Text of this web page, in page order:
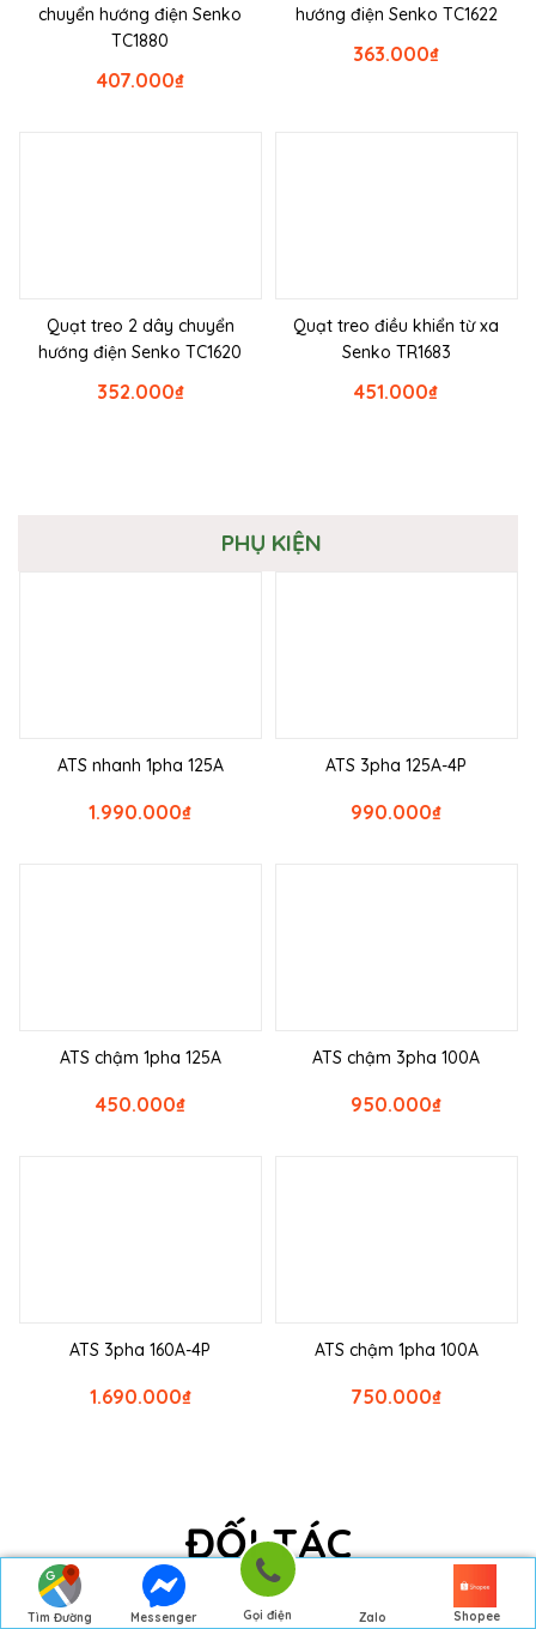
Tìm Đường
Messenger Gọi điện Zalo Shopee
chuyển hướng điện Senko
TC1880
₫
407.000
hướng điện Senko TC1622
₫
363.000
Quạt treo 2 dây chuyển
hướng điện Senko TC1620
₫
352.000
Quạt treo điều khiển từ xa
Senko TR1683
₫
451.000
PHỤ KIỆN
ATS nhanh 1pha 125A
₫
1.990.000
ATS 3pha 125A-4P
₫
990.000
ATS chậm 1pha 125A
₫
450.000
ATS chậm 3pha 100A
₫
950.000
ATS 3pha 160A-4P
₫
1.690.000
ATS chậm 1pha 100A
₫
750.000
ĐỐI TÁC